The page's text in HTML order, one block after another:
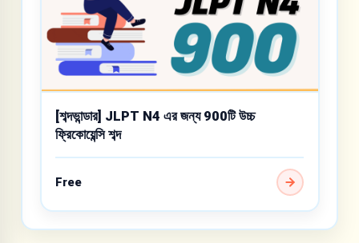
[শব্দভান্ডার] JLPT N4 এর জন্য 900টি উচ্চ
ফ্রিকোয়েন্সি শব্দ
Free